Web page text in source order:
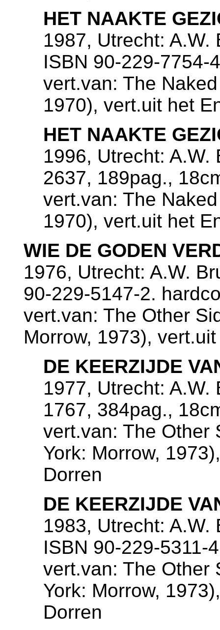
HET NAAKTE
1987, Utrecht:
ISBN 90-229-7754-4
vert.van: The
1970), vert.uit het
HET NAAKTE
1996, Utrecht: A.W.
2637, 189pag.,
vert.van: The
1970), vert.uit het
WIE DE GODEN
1976, Utrecht: A.W.
90-229-5147-2.
vert.van: The Other
Morrow, 1973),
DE KEERZIJDE
1977, Utrecht: A.W.
1767, 384pag.,
vert.van: The Other
York: Morrow,
Dorren
DE KEERZIJDE
1983, Utrecht:
ISBN 90-229-5311-
vert.van: The Other
York: Morrow,
Dorren